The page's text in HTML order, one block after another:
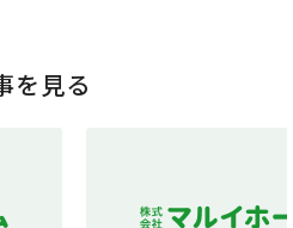
を見る